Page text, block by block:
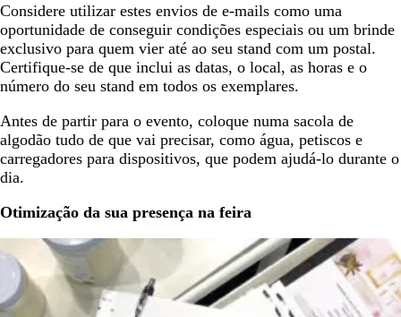
Considere utilizar estes envios de e-mails como uma
oportunidade de conseguir condições especiais ou um brinde
exclusivo para quem vier até ao seu stand com um postal.
Certifique-se de que inclui as datas, o local, as horas e o
número do seu stand em todos os exemplares.
Antes de partir para o evento, coloque numa sacola de
algodão tudo de que vai precisar, como água, petiscos e
carregadores para dispositivos, que podem ajudá-lo durante o
dia.
Otimização da sua presença na feira